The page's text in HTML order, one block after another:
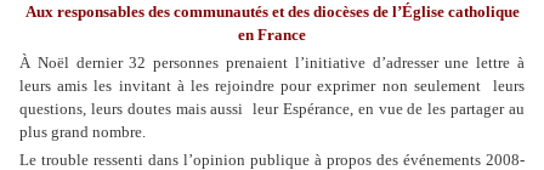
Aux responsables des communautés et des diocèses de l’Église catholique
en France
À Noël dernier 32 personnes prenaient l’initiative d’adresser une lettre à
leurs amis les invitant à les rejoindre pour exprimer non seulement
leurs
questions, leurs doutes mais aussi leur Espérance, en vue de les partager au
plus grand nombre.
Le trouble ressenti dans l’opinion publique à propos des événements 2008-